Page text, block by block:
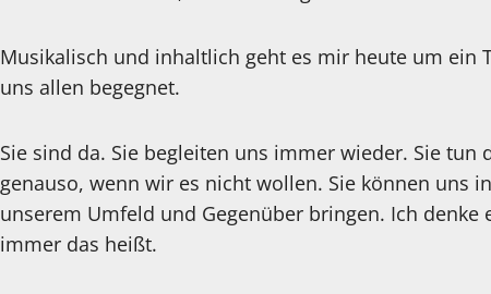
Musikalisch und inhaltlich geht es mir heute um ein
uns allen begegnet.
Sie sind da. Sie begleiten uns immer wieder. Sie tun
genauso, wenn wir es nicht wollen. Sie können uns
unserem Umfeld und Gegenüber bringen. Ich denke
immer das heißt.